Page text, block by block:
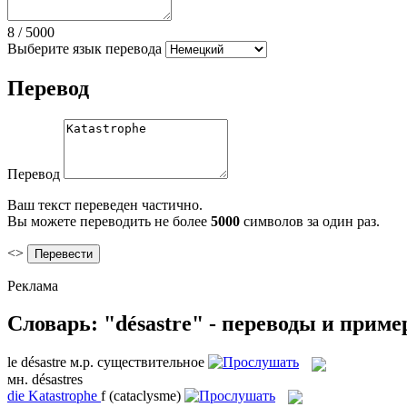
8 / 5000
Выберите язык перевода
Перевод
Перевод
Ваш текст переведен частично.
Вы можете переводить не более 5000 символов за один раз.
<>
Реклама
Словарь: "désastre" - переводы и
le désastre м.р. существительное
мн. désastres
die Katastrophe f (cataclysme)